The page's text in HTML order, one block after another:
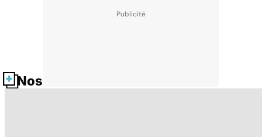
Nos fiches santé